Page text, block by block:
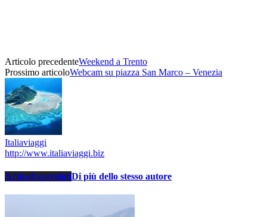
Articolo precedenteWeekend a Trento
Prossimo articoloWebcam su piazza San Marco – Venezia
Italiaviaggi
http://www.italiaviaggi.biz
Articoli correlatiDi più dello stesso autore